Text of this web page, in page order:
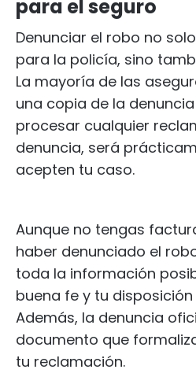
para el seguro
Denunciar el robo no
para la policía, sino
La mayoría de las
una copia de la
procesar cualquier
denuncia, será
acepten tu caso.
Aunque no tengas
haber denunciado el
toda la información
buena fe y tu
Además, la denuncia
documento que
tu reclamación.